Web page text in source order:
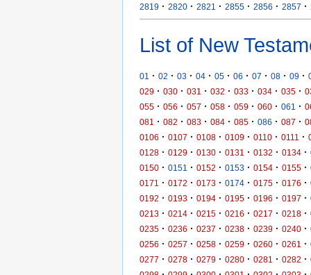
2819 · 2820 · 2821 · 2855 · 2856 · 2857 ·
List of New
01 · 02 · 03 · 04 · 05 · 06 · 07 · 08 · 09 ·
029 · 030 · 031 · 032 · 033 · 034 · 035 ·
055 · 056 · 057 · 058 · 059 · 060 · 061 ·
081
· 082 · 083 · 084 · 085 · 086 · 087 ·
0106 · 0107 · 0108 · 0109 · 0110 · 0111 ·
0128 · 0129 · 0130 · 0131 · 0132 · 0134 ·
0150 · 0151 · 0152 · 0153 · 0154 · 0155 ·
0171
· 0172 · 0173 · 0174 · 0175 · 0176 ·
0192 · 0193 · 0194 · 0195 · 0196 · 0197 ·
0213 · 0214 · 0215 · 0216 · 0217 · 0218 ·
0235 · 0236 · 0237 · 0238 · 0239 · 0240 ·
0256 · 0257 · 0258 · 0259 · 0260 · 0261 ·
0277 · 0278 · 0279 · 0280 · 0281 · 0282 ·